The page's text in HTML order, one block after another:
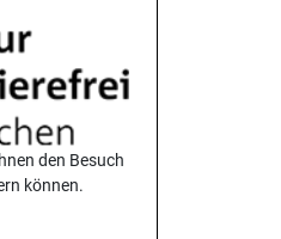
den Besuch
können.